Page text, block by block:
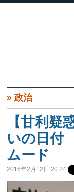
» 政治
【甘利疑
いの日付
ムード
2016年2月12日 20:24